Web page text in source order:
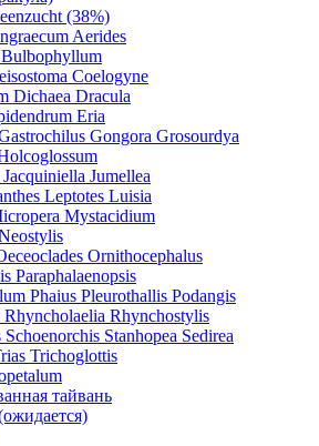
(38%)
Aerides
Bulbophyllum
Coelogyne
Dichaea Dracula
Eria
Gongora Grosourdya
Jumellea
Leptotes Luisia
Mystacidium
Ornithocephalus
Paraphalaenopsis
Phaius Pleurothallis Podangis
Rhyncholaelia Rhynchostylis
Stanhopea Sedirea
Trichoglottis
тайвань